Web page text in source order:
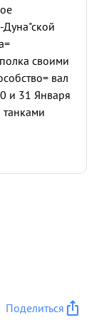
своими
вал
и 31 Января
дивизии
2 бро=
Поделиться